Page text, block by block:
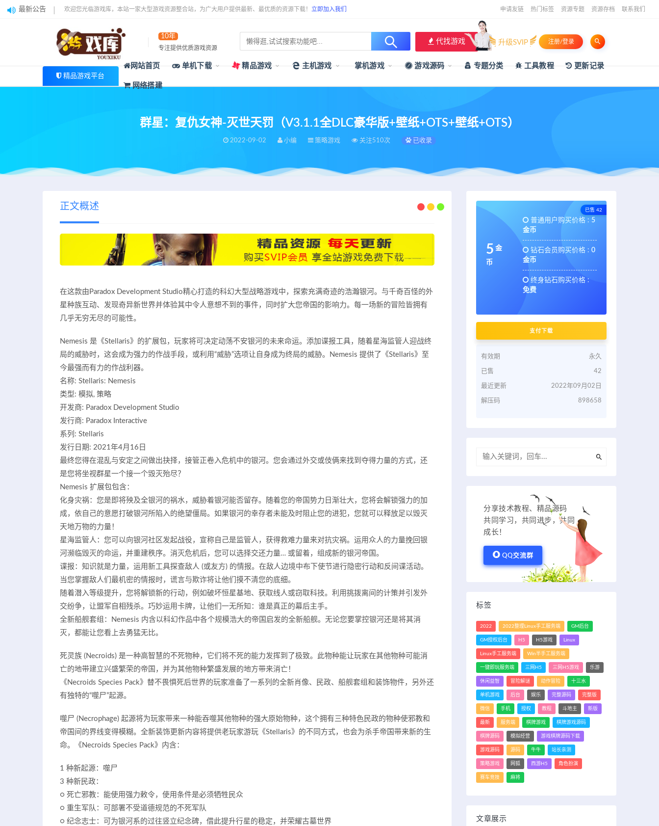
最新公告 欢迎您光临游戏库，本站一家大型游戏资源整合站，为广大用户提供最新、最优质的资源下载！ 立即加入我们 申请友链 热门标签 资源专题 资源存档 联系我们
10年
专注提供优质游戏资源
代找游戏 升级SVIP 注册/登录
精品游戏平台
网站首页 单机下载 精品游戏 主机游戏 掌机游戏 游戏源码 专题分类 工具教程 更新记录
网络搭建
群星：复仇女神-灭世天罚（V3.1.1全DLC豪华版+壁纸+OTS+壁纸+OTS）
2022-09-02 小编 策略游戏 关注510次 已收录
正文概述
在这款由Paradox Development Studio精心打造的科幻大型战略游戏中，探索充满奇迹的浩瀚银河。与千奇百怪的外
星种族互动、发现奇异新世界并体验其中令人意想不到的事件，同时扩大您帝国的影响力。每一场新的冒险皆拥有
几乎无穷无尽的可能性。
Nemesis 是《Stellaris》的扩展包，玩家将可决定动荡不安银河的未来命运。添加谍报工具，随着星海监管人迎战终
局的威胁时，这会成为强力的作战手段，或利用“威胁”选项让自身成为终局的威胁。Nemesis 提供了《Stellaris》至
今最强而有力的作战利器。
名称: Stellaris: Nemesis
类型: 模拟, 策略
开发商: Paradox Development Studio
发行商: Paradox Interactive
系列: Stellaris
发行日期: 2021年4月16日
最终您得在混乱与安定之间做出抉择，接管正卷入危机中的银河。您会通过外交或伎俩来找到夺得力量的方式，还
是您将坐视群星一个接一个毁灭殆尽？
Nemesis 扩展包包含：
化身灾祸：您是即将殃及全银河的祸水，威胁着银河能否留存。随着您的帝国势力日渐壮大，您将会解锁强力的加
成，依自己的意愿打破银河所陷入的绝望僵局。如果银河的幸存者未能及时阻止您的进犯，您就可以释放足以毁灭
天地万物的力量！
星海监管人：您可以向银河社区发起战役，宣称自己是监管人，获得救难力量来对抗灾祸。运用众人的力量挽回银
河濒临毁灭的命运，并重建秩序。消灭危机后，您可以选择交还力量… 或留着，组成新的银河帝国。
谍报：知识就是力量，运用新工具探查敌人 (或友方) 的情报。在敌人边境中布下使节进行隐密行动和反间谍活动。
当您掌握敌人们最机密的情报时，谎言与欺诈将让他们摸不清您的底细。
随着潜入等级提升，您将解锁新的行动，例如破坏恒星基地、获取线人或窃取科技。利用挑拨离间的计策并引发外
交纷争，让盟军自相残杀。巧妙运用卡牌，让他们一无所知：谁是真正的幕后主手。
全新船舰套组：Nemesis 内含以科幻作品中各个规模浩大的帝国启发的全新船舰。无论您要掌控银河还是将其消
灭，都能让您看上去勇猛无比。
死灵族 (Necroids) 是一种高智慧的不死物种，它们将不死的能力发挥到了极致。此物种能让玩家在其他物种可能消
亡的地带建立兴盛繁荣的帝国，并为其他物种繁盛发展的地方带来消亡！
《Necroids Species Pack》替不畏惧死后世界的玩家准备了一系列的全新肖像、民政、船舰套组和装饰物件，另外还
有独特的“噬尸”起源。
噬尸 (Necrophage) 起源将为玩家带来一种能吞噬其他物种的强大原始物种，这个拥有三种特色民政的物种使邪教和
帝国间的界线变得模糊。全新装饰更新内容将提供老玩家游玩《Stellaris》的不同方式，也会为杀手帝国带来新的生
命。《Necroids Species Pack》内含：
1 种新起源：噬尸
3 种新民政：
○ 死亡邪教：能使用强力敕令，使用条件是必须牺牲民众
○ 重生军队：可部署不受道德规范的不死军队
○ 纪念志士：可为银河系的过往竖立纪念碑，借此提升行星的稳定，并荣耀古墓世界
已售 42
5 金
币
普通用户购买价格 : 5
金币
钻石会员购买价格 : 0
金币
终身钻石购买价格 :
免费
支付下载
有效期 永久
已售 42
最近更新 2022年09月02日
解压码 898658
分享技术教程、精品源码
共同学习，共同进步，共同
成长！
QQ交流群
标签
2022 2022整理Linux手工服务端 GM后台
GM授权后台 H5 H5游戏 Linux
Linux手工服务端 Win半手工服务端
一键即玩服务端 三网H5 三网H5游戏 乐游
休闲益智 冒险解谜 动作冒险 十三水
单机游戏 后台 娱乐 完整源码 完整版
微信 手机 授权 教程 斗地主 新版
最新 服务端 棋牌游戏 棋牌游戏源码
棋牌源码 模拟经营 游戏棋牌源码下载
游戏源码 源码 牛牛 站长亲测
策略游戏 网狐 西游H5 角色扮演
赛车竞技 麻将
文章展示